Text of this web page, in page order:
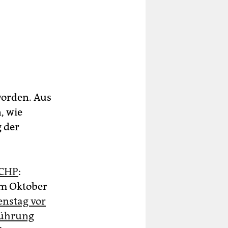
Aus
wie
der
:
Oktober
vor